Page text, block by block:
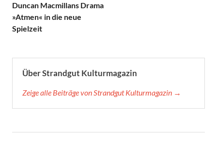
Duncan Macmillans Drama
»Atmen« in die neue
Spielzeit
Über Strandgut Kulturmagazin
Zeige alle Beiträge von Strandgut Kulturmagazin →